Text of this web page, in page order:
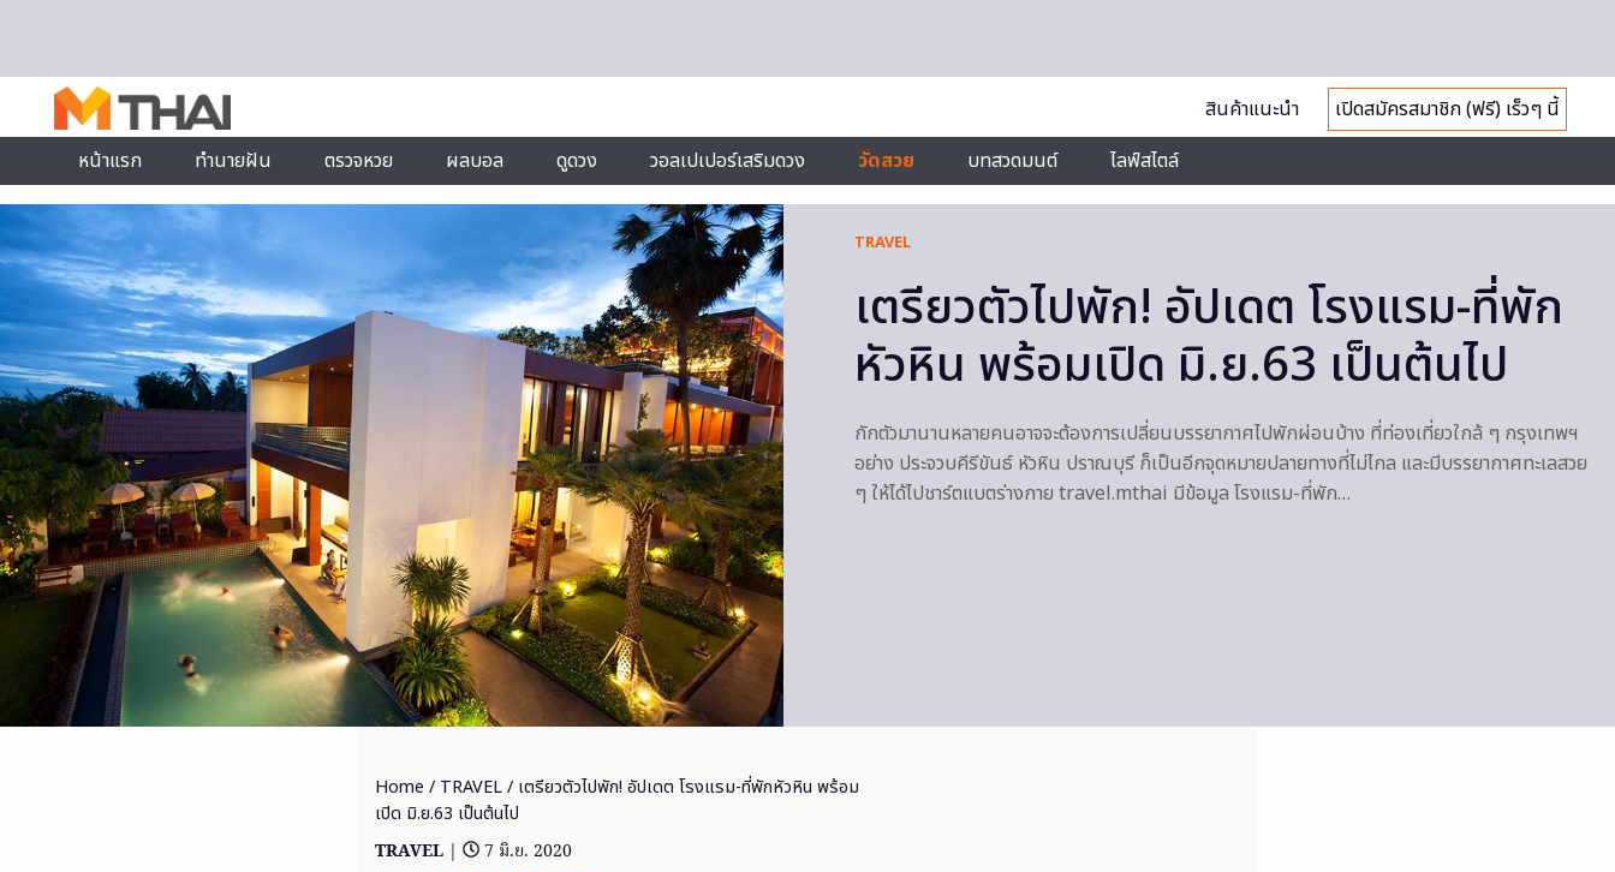
สินค้าแนะนำ
เปิดสมัครสมาชิก (ฟรี) เร็วๆ นี้
หน้าแรก
ทำนายฝัน ตรวจหวย ผลบอล ดูดวง วอลเปเปอร์เสริมดวง วัดสวย บทสวดมนต์ ไลฟ์สไตล์
TRAVEL
เตรียวตัวไปพัก! อัปเดต โรงแรม-ที่พัก
หัวหิน พร้อมเปิด มิ.ย.63 เป็นต้นไป
กักตัวมานานหลายคนอาจจะต้องการเปลี่ยนบรรยากาศไปพักผ่อนบ้าง ที่ท่องเที่ยวใกล้ ๆ กรุงเทพฯ
อย่าง ประจวบคีรีขันธ์ หัวหิน ปราณบุรี ก็เป็นอีกจุดหมายปลายทางที่ไม่ไกล และมีบรรยากาศทะเลสวย
ๆ ให้ได้ไปชาร์ตแบตร่างกาย travel.mthai มีข้อมูล โรงแรม-ที่พัก…
Home / TRAVEL/ เตรียวตัวไปพัก! อัปเดต โรงแรม-ที่พักหัวหิน พร้อม
เปิด มิ.ย.63 เป็นต้นไป
TRAVEL |
7 มิ.ย. 2020